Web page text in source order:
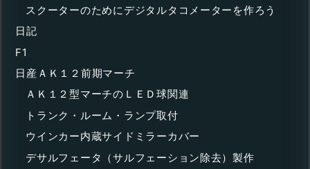
スクーターのためにデジタルタコメーターを作ろう
日記
F1
日産ＡＫ１２前期マーチ
ＡＫ１２型マーチのＬＥＤ球関連
トランク・ルーム・ランプ取付
ウインカー内蔵サイドミラーカバー
デサルフェータ（サルフェーション除去）製作